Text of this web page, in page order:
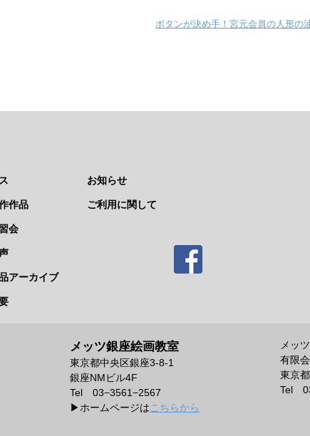
ボタンが決め手！宮元会員の人形の
作品
会
アーカイブ
お知らせ
ご利用に関して
メッツ銀座絵画教室
東京都中央区銀座3-8-1
銀座NMビル4F
Tel 03−3561−2567
▶︎ホームページはこちらから
メッ
有限
東京
Tel